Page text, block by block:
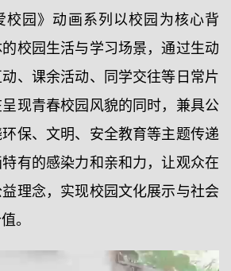
校园》动画系列以校园为核心背
校园生活与学习场景，通过生动
、课余活动、同学交往等日常片
现青春校园风貌的同时，兼具公
保、文明、安全教育等主题传递
有的感染力和亲和力，让观众在
理念，实现校园文化展示与社会
。